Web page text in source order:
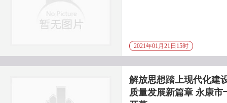
2021年01月21日15时
解放思想踏上现代化建
质量发展新篇章 永康